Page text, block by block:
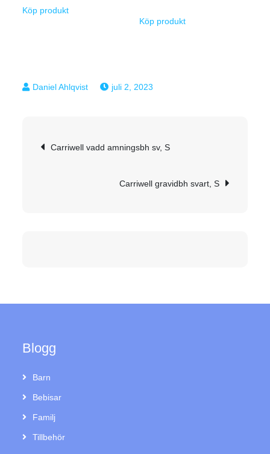
Köp produkt
Köp produkt
juli 2, 2023
Inläggsnavigering
Carriwell vadd amningsbh sv, S
Carriwell gravidbh svart, S
Blogg
Barn
Bebisar
Familj
Tillbehör